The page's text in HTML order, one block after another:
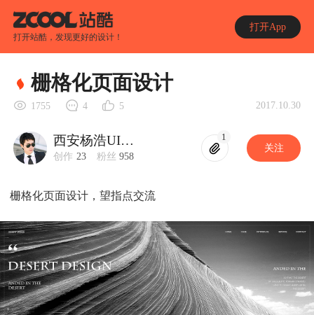
打开站酷，发现更好的设计！
打开App
栅格化页面设计
1755 4 5 2017.10.30
西安杨浩UI设计
创作 23 粉丝 958
1
关注
栅格化页面设计，望指点交流